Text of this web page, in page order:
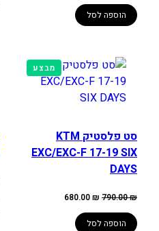
היה:
790.00 ₪.הוספה לסל
מבצעמוצרים
במבצע
סט פלסטיק KTM
EXC/EXC-F 17-19 SIX
DAYS
790.00₪ המחיר
היה:
790.00 ₪.
680.00₪
הוספה לסל